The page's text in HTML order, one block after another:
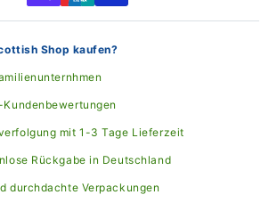
Shop kaufen?
mit 1-3 Tage Lieferzeit
Rückgabe in Deutschland
durchdachte Verpackungen